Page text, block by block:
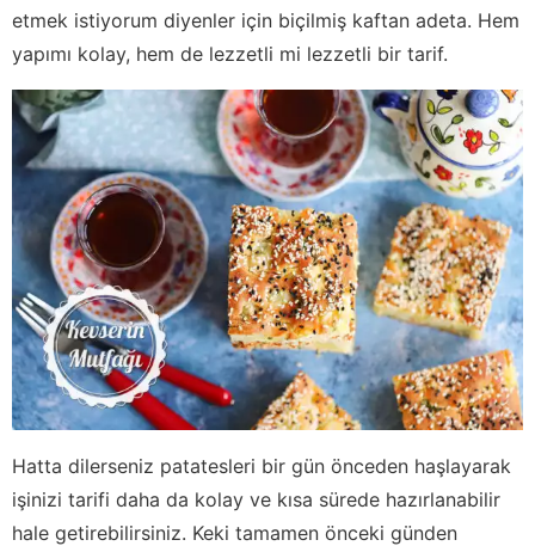
etmek istiyorum diyenler için biçilmiş kaftan adeta. Hem
yapımı kolay, hem de lezzetli mi lezzetli bir tarif.
Hatta dilerseniz patatesleri bir gün önceden haşlayarak
işinizi tarifi daha da kolay ve kısa sürede hazırlanabilir
hale getirebilirsiniz. Keki tamamen önceki günden